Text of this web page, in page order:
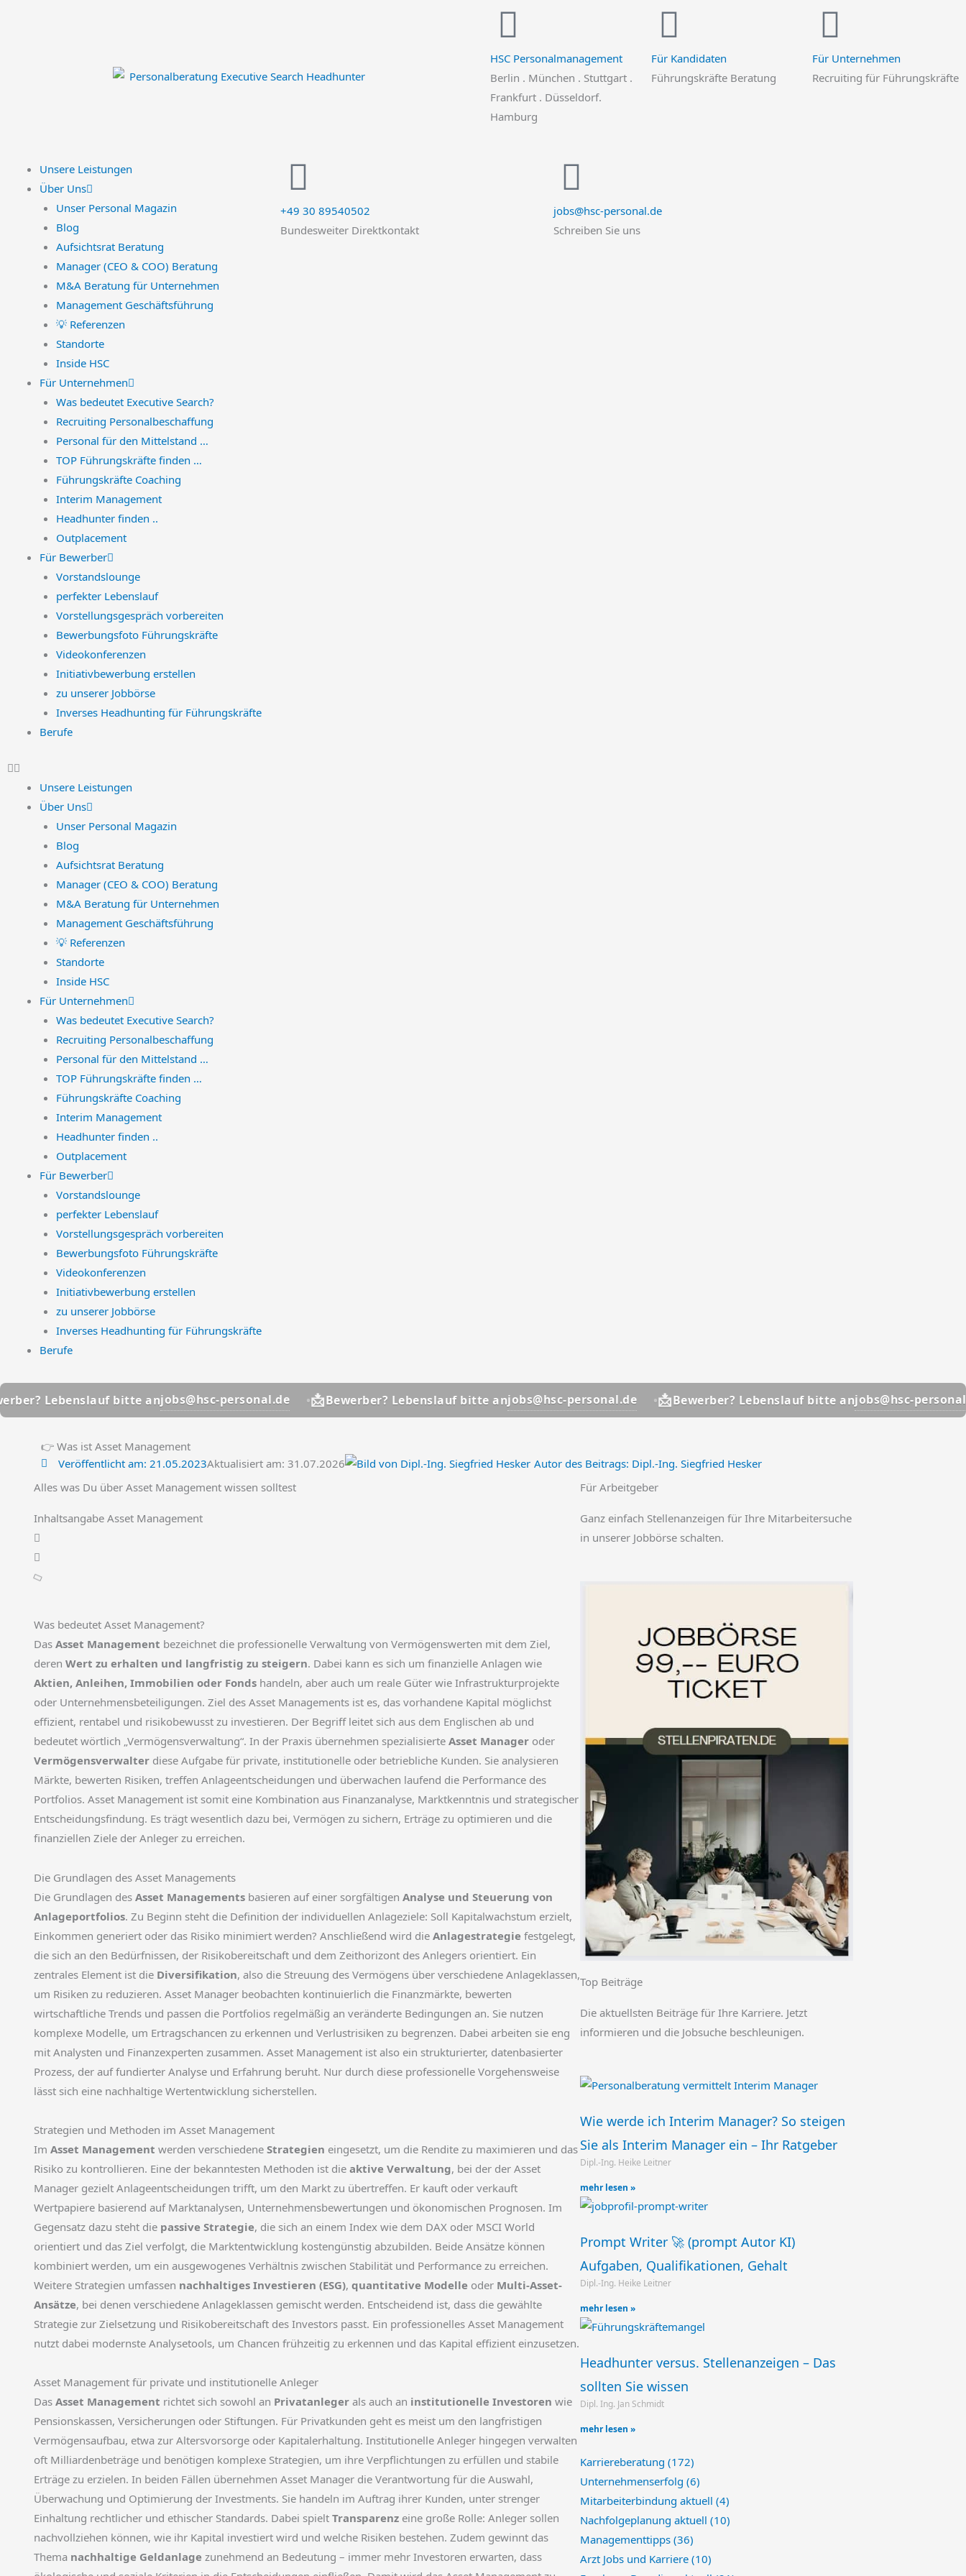
HSC Personalmanagement
Berlin . München . Stuttgart .
Frankfurt . Düsseldorf.
Hamburg
Für Kandidaten
Führungskräfte Beratung
Für Unternehmen
Recruiting für Führungskräfte
Unsere Leistungen
Über Uns
Unser Personal Magazin
Blog
Aufsichtsrat Beratung
Manager (CEO & COO) Beratung
M&A Beratung für Unternehmen
Management Geschäftsführung
💡 Referenzen
Standorte
Inside HSC
Für Unternehmen
Was bedeutet Executive Search?
Recruiting Personalbeschaffung
Personal für den Mittelstand …
TOP Führungskräfte finden …
Führungskräfte Coaching
Interim Management
Headhunter finden ..
Outplacement
Für Bewerber
Vorstandslounge
perfekter Lebenslauf
Vorstellungsgespräch vorbereiten
Bewerbungsfoto Führungskräfte
Videokonferenzen
Initiativbewerbung erstellen
zu unserer Jobbörse
Inverses Headhunting für Führungskräfte
Berufe
Unsere Leistungen
Über Uns
Unser Personal Magazin
Blog
Aufsichtsrat Beratung
Manager (CEO & COO) Beratung
M&A Beratung für Unternehmen
Management Geschäftsführung
💡 Referenzen
Standorte
Inside HSC
Für Unternehmen
Was bedeutet Executive Search?
Recruiting Personalbeschaffung
Personal für den Mittelstand …
TOP Führungskräfte finden …
Führungskräfte Coaching
Interim Management
Headhunter finden ..
Outplacement
Für Bewerber
Vorstandslounge
perfekter Lebenslauf
Vorstellungsgespräch vorbereiten
Bewerbungsfoto Führungskräfte
Videokonferenzen
Initiativbewerbung erstellen
zu unserer Jobbörse
Inverses Headhunting für Führungskräfte
Berufe
+49 30 89540502
Bundesweiter Direktkontakt
jobs@hsc-personal.de
Schreiben Sie uns
bitte anjobs@hsc-personal.de 📩Bewerber? Lebenslauf bitte anjobs@hsc-personal.de 📩Bewerber? Lebenslauf bitte anjobs@hsc-personal.de 📩
👉 Was ist Asset Management
Veröffentlicht am: 21.05.2023Aktualisiert am: 31.07.2026 Autor des Beitrags: Dipl.-Ing. Siegfried Hesker
Alles was Du über Asset Management wissen solltest
Inhaltsangabe Asset Management
Was bedeutet Asset Management?
Das Asset Management bezeichnet die professionelle Verwaltung von Vermögenswerten mit dem Ziel,
deren Wert zu erhalten und langfristig zu steigern. Dabei kann es sich um finanzielle Anlagen wie
Aktien, Anleihen, Immobilien oder Fonds handeln, aber auch um reale Güter wie Infrastrukturprojekte
oder Unternehmensbeteiligungen. Ziel des Asset Managements ist es, das vorhandene Kapital möglichst
effizient, rentabel und risikobewusst zu investieren. Der Begriff leitet sich aus dem Englischen ab und
bedeutet wörtlich „Vermögensverwaltung“. In der Praxis übernehmen spezialisierte Asset Manager oder
Vermögensverwalter diese Aufgabe für private, institutionelle oder betriebliche Kunden. Sie analysieren
Märkte, bewerten Risiken, treffen Anlageentscheidungen und überwachen laufend die Performance des
Portfolios. Asset Management ist somit eine Kombination aus Finanzanalyse, Marktkenntnis und strategischer
Entscheidungsfindung. Es trägt wesentlich dazu bei, Vermögen zu sichern, Erträge zu optimieren und die
finanziellen Ziele der Anleger zu erreichen.
Die Grundlagen des Asset Managements
Die Grundlagen des Asset Managements basieren auf einer sorgfältigen Analyse und Steuerung von
Anlageportfolios. Zu Beginn steht die Definition der individuellen Anlageziele: Soll Kapitalwachstum erzielt,
Einkommen generiert oder das Risiko minimiert werden? Anschließend wird die Anlagestrategie festgelegt,
die sich an den Bedürfnissen, der Risikobereitschaft und dem Zeithorizont des Anlegers orientiert. Ein
zentrales Element ist die Diversifikation, also die Streuung des Vermögens über verschiedene Anlageklassen,
um Risiken zu reduzieren. Asset Manager beobachten kontinuierlich die Finanzmärkte, bewerten
wirtschaftliche Trends und passen die Portfolios regelmäßig an veränderte Bedingungen an. Sie nutzen
komplexe Modelle, um Ertragschancen zu erkennen und Verlustrisiken zu begrenzen. Dabei arbeiten sie eng
mit Analysten und Finanzexperten zusammen. Asset Management ist also ein strukturierter, datenbasierter
Prozess, der auf fundierter Analyse und Erfahrung beruht. Nur durch diese professionelle Vorgehensweise
lässt sich eine nachhaltige Wertentwicklung sicherstellen.
Strategien und Methoden im Asset Management
Im Asset Management werden verschiedene Strategien eingesetzt, um die Rendite zu maximieren und das
Risiko zu kontrollieren. Eine der bekanntesten Methoden ist die aktive Verwaltung, bei der der Asset
Manager gezielt Anlageentscheidungen trifft, um den Markt zu übertreffen. Er kauft oder verkauft
Wertpapiere basierend auf Marktanalysen, Unternehmensbewertungen und ökonomischen Prognosen. Im
Gegensatz dazu steht die passive Strategie, die sich an einem Index wie dem DAX oder MSCI World
orientiert und das Ziel verfolgt, die Marktentwicklung kostengünstig abzubilden. Beide Ansätze können
kombiniert werden, um ein ausgewogenes Verhältnis zwischen Stabilität und Performance zu erreichen.
Weitere Strategien umfassen nachhaltiges Investieren (ESG), quantitative Modelle oder Multi-Asset-
Ansätze, bei denen verschiedene Anlageklassen gemischt werden. Entscheidend ist, dass die gewählte
Strategie zur Zielsetzung und Risikobereitschaft des Investors passt. Ein professionelles Asset Management
nutzt dabei modernste Analysetools, um Chancen frühzeitig zu erkennen und das Kapital effizient einzusetzen.
Asset Management für private und institutionelle Anleger
Das Asset Management richtet sich sowohl an Privatanleger als auch an institutionelle Investoren wie
Pensionskassen, Versicherungen oder Stiftungen. Für Privatkunden geht es meist um den langfristigen
Vermögensaufbau, etwa zur Altersvorsorge oder Kapitalerhaltung. Institutionelle Anleger hingegen verwalten
oft Milliardenbeträge und benötigen komplexe Strategien, um ihre Verpflichtungen zu erfüllen und stabile
Erträge zu erzielen. In beiden Fällen übernehmen Asset Manager die Verantwortung für die Auswahl,
Überwachung und Optimierung der Investments. Sie handeln im Auftrag ihrer Kunden, unter strenger
Einhaltung rechtlicher und ethischer Standards. Dabei spielt Transparenz eine große Rolle: Anleger sollen
nachvollziehen können, wie ihr Kapital investiert wird und welche Risiken bestehen. Zudem gewinnt das
Thema nachhaltige Geldanlage zunehmend an Bedeutung – immer mehr Investoren erwarten, dass
Für Arbeitgeber
Ganz einfach Stellenanzeigen für Ihre Mitarbeitersuche
in unserer Jobbörse schalten.
Top Beiträge
Die aktuellsten Beiträge für Ihre Karriere. Jetzt
informieren und die Jobsuche beschleunigen.
Wie werde ich Interim Manager? So steigen
Sie als Interim Manager ein – Ihr Ratgeber
Dipl.-Ing. Heike Leitner
mehr lesen »
Prompt Writer 🚀 (prompt Autor KI)
Aufgaben, Qualifikationen, Gehalt
Dipl.-Ing. Heike Leitner
mehr lesen »
Headhunter versus. Stellenanzeigen – Das
sollten Sie wissen
Dipl. Ing. Jan Schmidt
mehr lesen »
Karriereberatung (172)
Unternehmenserfolg (6)
Mitarbeiterbindung aktuell (4)
Nachfolgeplanung aktuell (10)
Managementtipps (36)
Arzt Jobs und Karriere (10)